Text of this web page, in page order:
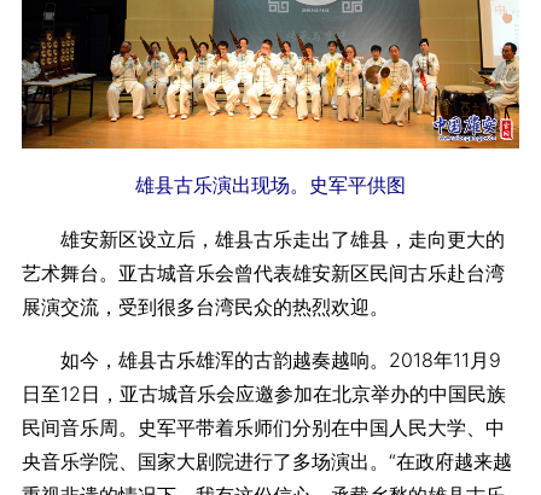
雄县古乐演出现场。史军平供图
雄安新区设立后，雄县古乐走出了雄县，走向更大的
艺术舞台。亚古城音乐会曾代表雄安新区民间古乐赴台湾
展演交流，受到很多台湾民众的热烈欢迎。
如今，雄县古乐雄浑的古韵越奏越响。2018年11月9
日至12日，亚古城音乐会应邀参加在北京举办的中国民族
民间音乐周。史军平带着乐师们分别在中国人民大学、中
央音乐学院、国家大剧院进行了多场演出。“在政府越来越